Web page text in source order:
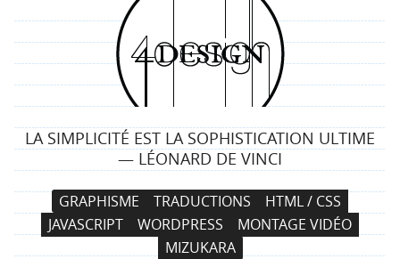
4
d
e
s
i
g
LA SIMPLICITÉ EST LA SOPHISTICATION ULTIME
— LÉONARD DE VINCI
GRAPHISME TRADUCTIONS
HTML / CSS
JAVASCRIPT
WORDPRESS
MONTAGE VIDÉO
MIZUKARA